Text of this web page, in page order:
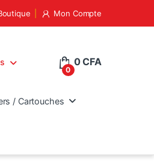
Mon Compte
0
0CFA
/ Cartouches